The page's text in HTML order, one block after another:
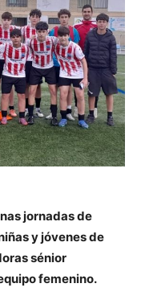
jornadas de
y jóvenes de
sénior
femenino.